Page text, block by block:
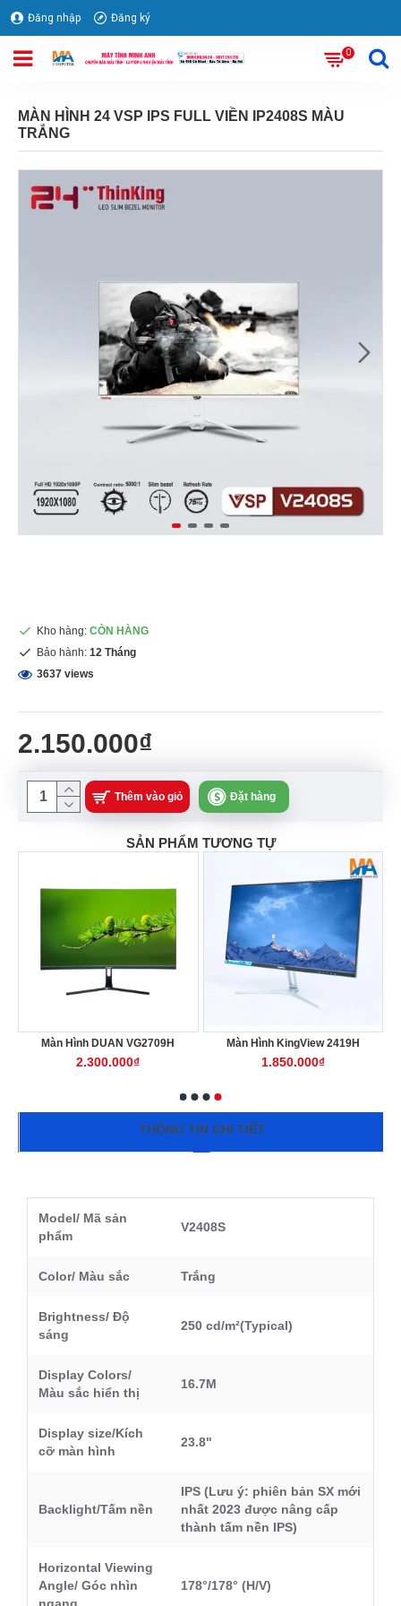
Đăng nhập Đăng ký
0
MÀN HÌNH 24 VSP IPS FULL VIỀN IP2408S MÀU
TRẮNG
2.150.000₫
Kho hàng: CÒN HÀNG
Bảo hành: 12 Tháng
3637 views
Thêm vào giỏ Đặt hàng
SẢN PHẨM TƯƠNG TỰ
Màn Hình DUAN VG2709H
2.300.000₫
Màn Hình KingView 2419H
1.850.000₫
THÔNG TIN CHI TIẾT
Model/ Mã sản
phẩm
V2408S
Color/ Màu sắc Trắng
Brightness/ Độ
sáng
250 cd/m²(Typical)
Display Colors/
Màu sắc hiển thị
16.7M
Display size/Kích
cỡ màn hình
23.8"
Backlight/Tấm nền
IPS (Lưu ý: phiên bản SX mới
nhất 2023 được nâng cấp
thành tấm nền IPS)
Horizontal Viewing
Angle/ Góc nhìn
ngang
178°/178° (H/V)